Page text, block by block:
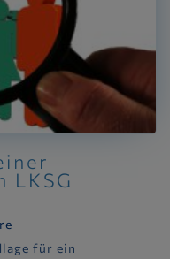
LKSG
für ein